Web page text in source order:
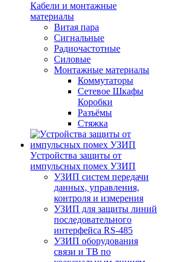
Кабели и монтажные
материалы
Витая пара
Сигнальные
Радиочастотные
Силовые
Монтажные материалы
Коммутаторы
Сетевое Шкафы
Коробки
Разъёмы
Стяжка
Уcтройства защиты от
импульсных помех УЗИП
УЗИП систем передачи
данных, управления,
контроля и измерения
УЗИП для защиты линий
последовательного
интерфейса RS-485
УЗИП оборудования
связи и ТВ по